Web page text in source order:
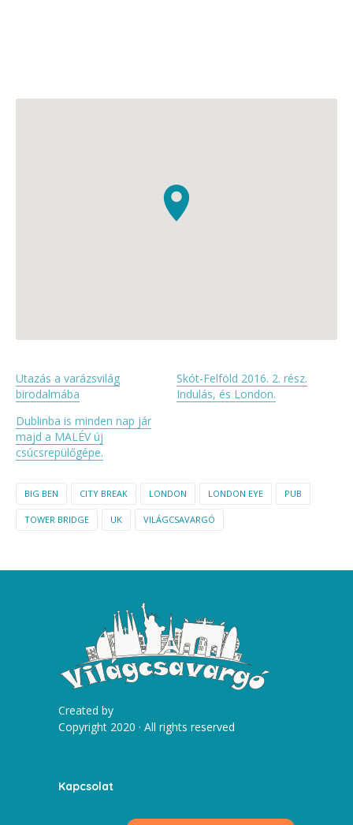
Utazás a varázsvilág
birodalmába
Skót-Felföld 2016. 2. rész.
Indulás, és London.
Dublinba is minden nap jár
majd a MALÉV új
csúcsrepülőgépe.
BIG BEN CITY BREAK LONDON LONDON EYE PUB
TOWER BRIDGE UK VILÁGCSAVARGÓ
Created by
Copyright 2020 · All rights reserved
Kapcsolat